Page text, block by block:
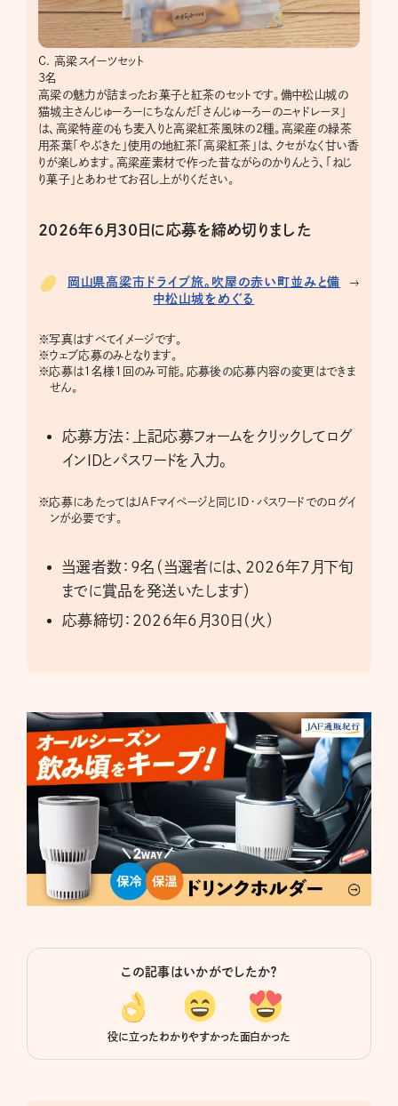
C. 高梁スイーツセット
3名
高梁の魅力が詰まったお菓子と紅茶のセットです。備中松山城の
猫城主さんじゅーろーにちなんだ「さんじゅーろーのニャドレーヌ」
は、高梁特産のもち麦入りと高梁紅茶風味の2種。高梁産の緑茶
用茶葉「やぶきた」使用の地紅茶「高梁紅茶」は、クセがなく甘い香
りが楽しめます。高梁産素材で作った昔ながらのかりんとう、「ねじ
り菓子」とあわせてお召し上がりください。
2026年6月30日に応募を締め切りました
岡山県高梁市ドライブ旅。吹屋の赤い町並みと備
中松山城をめぐる
※写真はすべてイメージです。
※ウェブ応募のみとなります。
※応募は1名様1回のみ可能。応募後の応募内容の変更はできま
せん。
応募方法：上記応募フォームをクリックしてログ
インIDとパスワードを入力。
※応募にあたってはJAFマイページと同じID・パスワードでのログイ
ンが必要です。
当選者数：9名（当選者には、2026年7月下旬
までに賞品を発送いたします）
応募締切：2026年6月30日（火）
この記事はいかがでしたか？
役に立ったわかりやすかった面白かった